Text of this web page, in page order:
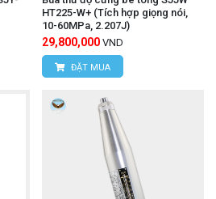
HT225-W+ (Tích hợp giọng nói,
10-60MPa, 2.207J)
29,800,000 VND
ĐẶT MUA